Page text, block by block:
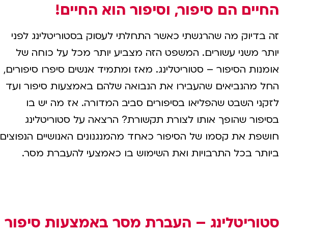
החיים הם סיפור, וסיפור הוא החיים!
זה בדיוק מה שהרגשתי כאשר התחלתי לעסוק בסטוריטלינג לפני
יותר משני עשורים. המשפט הזה מצביע יותר מכל על כוחה של
אומנות הסיפור – סטוריטלינג. מאז ומתמיד אנשים סיפרו סיפורים,
החל מהנביאים שהעבירו את הנבואה שלהם באמצעות סיפור ועד
לזקני השבט שהפליאו בסיפורים סביב המדורה. אז מה יש בו
בסיפור שהופך אותו לצורת תקשורת? הרצאה על סטוריטלינג
חושפת את קסמו של הסיפור כאחד מהמנגנונים האנושיים הנפוצים
ביותר בכל התרבויות ואת השימוש בו כאמצעי להעברת מסר.
סטוריטלינג – העברת מסר באמצעות סיפור